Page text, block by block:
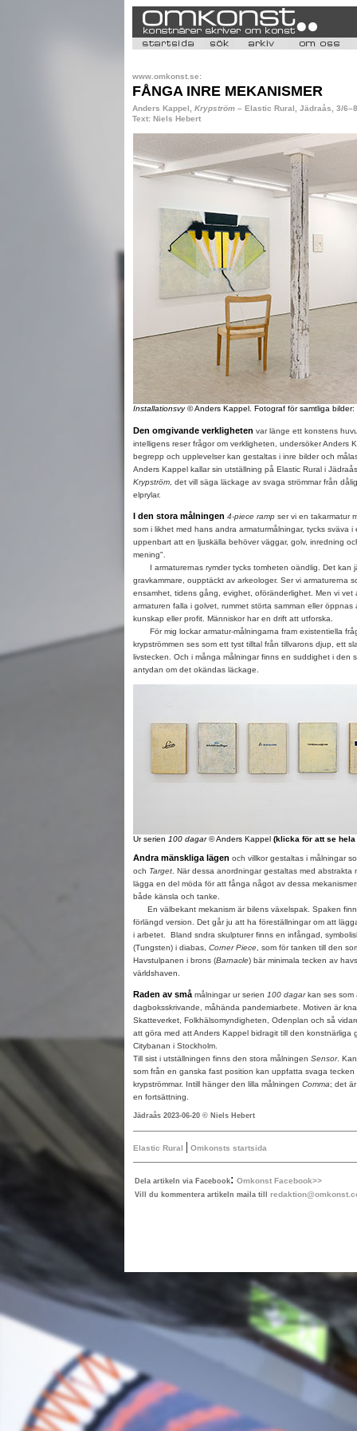
www.omkonst.se:
FÅNGA INRE MEKANISMER
Anders Kappel, Krypström– Elastic Rural, Jädraås, 3/
Text: Niels Hebert
Installationsvy© Anders Kappel. Fotograf för samtliga bilder:
Den omgivande verkligheten var länge ett konstens
intelligens reser frågor om verkligheten, undersöker Anders
begrepp och upplevelser kan gestaltas i inre bilder och
Anders Kappel kallar sin utställning på Elastic Rural i
Krypström, det vill säga läckage av svaga strömmar från
elprylar.
I den stora målningen 4-piece rampser vi en takarmatur
som i likhet med hans andra armaturmålningar, tycks sväva i
uppenbart att en ljuskälla behöver väggar, golv, inredning
mening".
I armaturernas rymder tycks tomheten oändlig. Det kan
gravkammare, oupptäckt av arkeologer. Ser vi armaturerna
ensamhet, tidens gång, evighet, oföränderlighet. Men vi vet
armaturen falla i golvet, rummet störta samman eller öppnas
kunskap eller profit. Människor har en drift att utforska.
För mig lockar armatur-målningarna fram existentiella
krypströmmen ses som ett tyst tilltal från tillvarons djup, ett
livstecken. Och i många målningar finns en suddighet i den
antydan om det okändas läckage.
Ur serien 100 dagar© Anders Kappel (klicka för att se
Andra mänskliga lägen och villkor gestaltas i målningar
och Target. När dessa anordningar gestaltas med abstrakta
lägga en del möda för att fånga något av dessa
både känsla och tanke.
En välbekant mekanism är bilens växelspak. Spaken
förlängd version. Det går ju att ha föreställningar om att
i arbetet. Bland sndra skulpturer finns en infångad,
(Tungsten) i diabas, Corner Piece, som för tanken till den
Havstulpanen i brons (Barnacle) bär minimala tecken av
världshaven.
Raden av små målningar ur serien 100 dagarkan ses som
dagboksskrivande, måhända pandemiarbete. Motiven är
Skatteverket, Folkhälsomyndigheten, Odenplan och så
att göra med att Anders Kappel bidragit till den konstnärliga
Citybanan i Stockholm.
Till sist i utställningen finns den stora målningen Sensor.
som från en ganska fast position kan uppfatta svaga tecken
krypströmmar. Intill hänger den lilla målningen Comma; det
en fortsättning.
Jädraås 2023-06-20 © Niels Hebert
Elastic Rural | Omkonsts startsida
Dela artikeln via Facebook: Omkonst Facebook>>
Vill du kommentera artikeln maila till